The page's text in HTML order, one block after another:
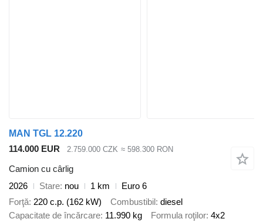
MAN TGL 12.220
114.000 EUR
2.759.000 CZK ≈ 598.300 RON
Camion cu cârlig
2026
Stare nou 1 km
Euro 6
Forţă 220 c.p. (162 kW) Combustibil diesel
Capacitate de încărcare 11.990 kg Formula roţilor 4x2